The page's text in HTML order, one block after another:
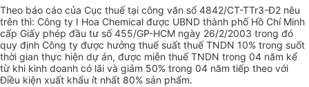
Theo báo cáo của Cục thuế tại công văn số 4842/CT-TTr3-Đ2 nêu
trên thì: Công ty I Hoa Chemical được UBND thành phố Hồ Chí Minh
cấp Giấy phép đầu tư số 455/GP-HCM ngày 26/2/2003 trong đó
quy định Công ty được hưởng thuế suất thuế TNDN 10% trong suốt
thời gian thực hiện dự án, được miễn thuế TNDN trong 04 năm kể
từ khi kinh doanh có lãi và giảm 50% trong 04 năm tiếp theo với
Điều kiện xuất khẩu ít nhất 80% sản phẩm.